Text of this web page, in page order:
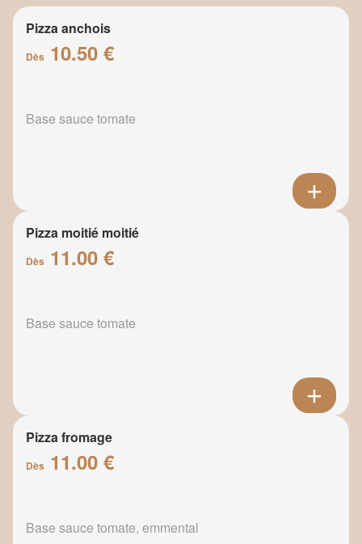
Pizza anchois
Dès 10.50 €
Base sauce tomate
Pizza moitié moitié
Dès 11.00 €
Base sauce tomate
Pizza fromage
Dès 11.00 €
Base sauce tomate, emmental